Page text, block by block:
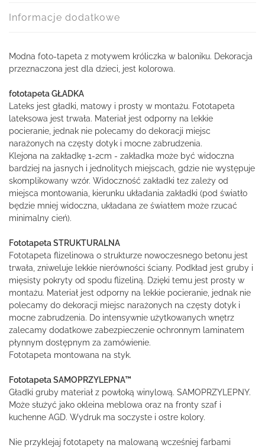
Informacje dodatkowe
Modna foto-tapeta z motywem króliczka w baloniku. Dekoracja
przeznaczona jest dla dzieci, jest kolorowa.
fototapeta GŁADKA
Lateks jest gładki, matowy i prosty w montażu. Fototapeta
lateksowa jest trwała. Materiał jest odporny na lekkie
pocieranie, jednak nie polecamy do dekoracji miejsc
narażonych na częsty dotyk i mocne zabrudzenia.
Klejona na zakładkę 1-2cm - zakładka może być widoczna
bardziej na jasnych i jednolitych miejscach, gdzie nie występuje
skomplikowany wzór. Widoczność zakładki tez zależy od
miejsca montowania, kierunku układania zakładki (pod światło
będzie mniej widoczna, układana ze światłem może rzucać
minimalny cień).
Fototapeta STRUKTURALNA
Fototapeta flizelinowa o strukturze nowoczesnego betonu jest
trwała, zniweluje lekkie nierówności ściany. Podkład jest gruby i
mięsisty pokryty od spodu flizeliną. Dzięki temu jest prosty w
montażu. Materiał jest odporny na lekkie pocieranie, jednak nie
polecamy do dekoracji miejsc narażonych na częsty dotyk i
mocne zabrudzenia. Do intensywnie użytkowanych wnętrz
zalecamy dodatkowe zabezpieczenie ochronnym laminatem
płynnym dostępnym za zamówienie.
Fototapeta montowana na styk.
Fototapeta SAMOPRZYLEPNA™
Gładki gruby materiał z powłoką winylową. SAMOPRZYLEPNY.
Może służyć jako okleina meblowa oraz na fronty szaf i
kuchenne AGD. Wydruk ma soczyste i ostre kolory.
Nie przyklejaj fototapety na malowaną wcześniej farbami